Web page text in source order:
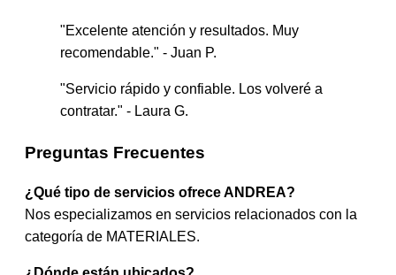
"Excelente atención y resultados. Muy
recomendable." - Juan P.
"Servicio rápido y confiable. Los volveré a
contratar." - Laura G.
Preguntas Frecuentes
¿Qué tipo de servicios ofrece ANDREA?
Nos especializamos en servicios relacionados con la
categoría de MATERIALES.